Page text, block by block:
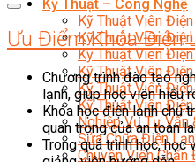
Kỹ Thuật – Công Nghệ
Kỹ Thuật Viên
Kỹ Thuật Viên
Kỹ Thuật Viên
Kỹ Thuật Viên
Kỹ Thuật Viên
Kỹ Thuật Viên
Nghiệp Vụ Tư Vấn
Sửa Chữa Điện
Chuyên Viên Chẩn
Ưu Điểm Khóa Điện
Chương trình đào tạo
lạnh, giúp học viên hiểu
Khóa học điện lạnh chú
quan trọng của an toàn
Trong quá trình học,